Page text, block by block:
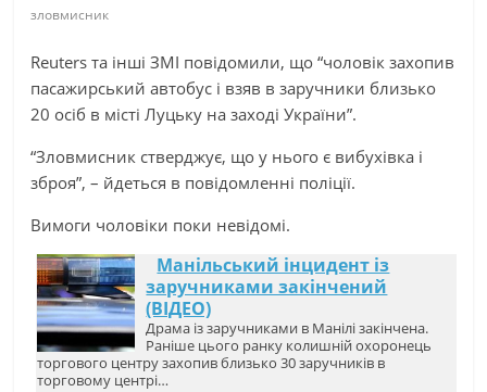
зловмисник
Reuters та інші ЗМІ повідомили, що “чоловік захопив
пасажирський автобус і взяв в заручники близько
20 осіб в місті Луцьку на заході України”.
“Зловмисник стверджує, що у нього є вибухівка і
зброя”, – йдеться в повідомленні поліції.
Вимоги чоловіки поки невідомі.
Манільський інцидент із
заручниками закінчений
(ВІДЕО)
Драма із заручниками в Манілі закінчена.
Раніше цього ранку колишній охоронець
торгового центру захопив близько 30 заручників в
торговому центрі…